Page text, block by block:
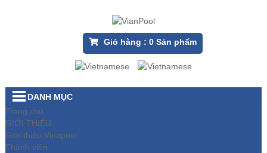
Giỏ hàng : 0Sản phẩm
DANH MỤC
Trang chủ
GIỚI THIỆU
Giới thiệu Vinapool
Thành viên